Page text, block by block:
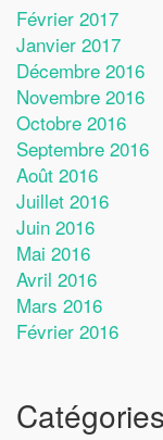
Février 2017
Janvier 2017
Décembre 2016
Novembre 2016
Octobre 2016
Septembre 2016
Août 2016
Juillet 2016
Juin 2016
Mai 2016
Avril 2016
Mars 2016
Février 2016
Catégories